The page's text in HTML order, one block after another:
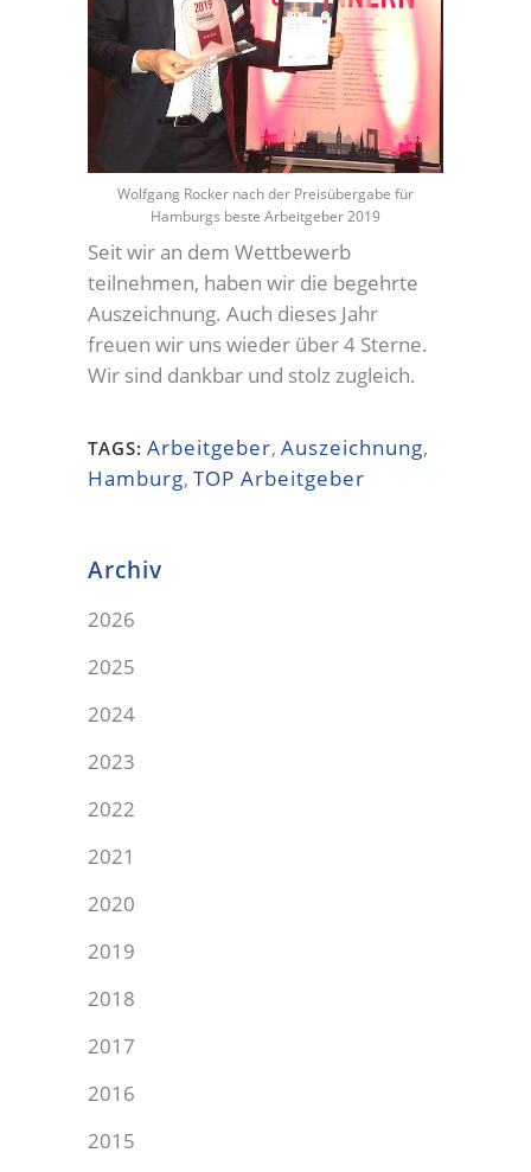
Wolfgang Rocker nach der Preisübergabe für
Hamburgs beste Arbeitgeber 2019
Seit wir an dem Wettbewerb
teilnehmen, haben wir die begehrte
Auszeichnung. Auch dieses Jahr
freuen wir uns wieder über 4 Sterne.
Wir sind dankbar und stolz zugleich.
TAGS: Arbeitgeber, Auszeichnung,
Hamburg, TOP Arbeitgeber
Archiv
2026
2025
2024
2023
2022
2021
2020
2019
2018
2017
2016
2015